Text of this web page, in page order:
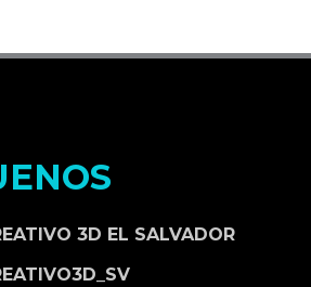
3D EL SALVADOR